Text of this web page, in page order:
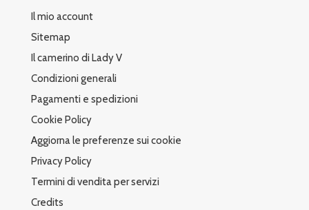
Il mio account
Sitemap
Il camerino di Lady V
Condizioni generali
Pagamenti e spedizioni
Cookie Policy
Aggiorna le preferenze sui cookie
Privacy Policy
Termini di vendita per servizi
Credits